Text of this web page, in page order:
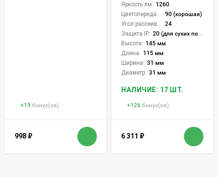
+19 бонус(ов)
998 ₽
Яркость лм: 1260
90 (хорошая)
24
Защита IP: 20 (для сухих пом.)
Высота: 145 мм
Длина: 115 мм
Ширина: 31 мм
Диаметр: 31 мм
НАЛИЧИЕ: 17 ШТ.
+126 бонус(ов)
6 311 ₽